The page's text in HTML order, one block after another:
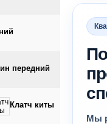
передний
Клатч киты
Мы